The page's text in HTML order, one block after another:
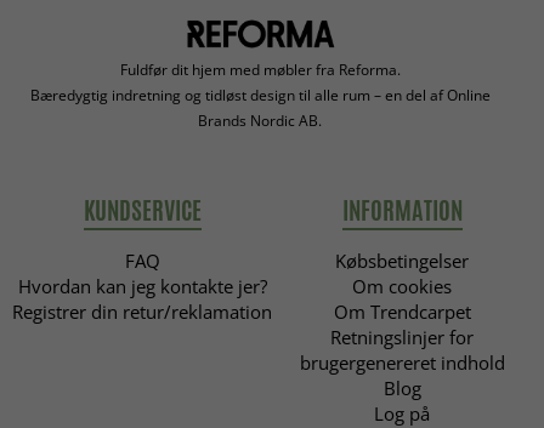
Fuldfør dit hjem med møbler fra Reforma.
Bæredygtig indretning og tidløst design til alle rum – en del af Online
Brands Nordic AB.
KUNDSERVICE
FAQ
Hvordan kan jeg kontakte jer?
Registrer din retur/reklamation
INFORMATION
Købsbetingelser
Om cookies
Om Trendcarpet
Retningslinjer for
brugergenereret indhold
Blog
Log på